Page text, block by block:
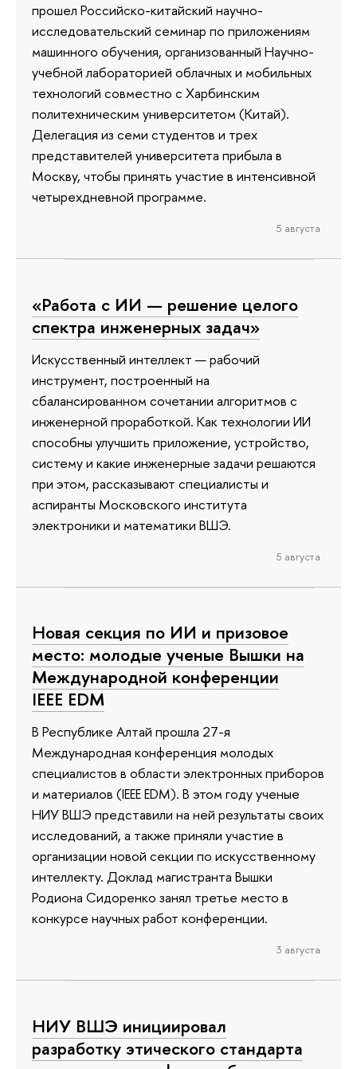
прошел Российско-китайский научно-
исследовательский семинар по приложениям
машинного обучения, организованный Научно-
учебной лабораторией облачных и мобильных
технологий совместно с Харбинским
политехническим университетом (Китай).
Делегация из семи студентов и трех
представителей университета прибыла в
Москву, чтобы принять участие в интенсивной
четырехдневной программе.
5 августа
«Работа с ИИ — решение целого
спектра инженерных задач»
Искусственный интеллект — рабочий
инструмент, построенный на
сбалансированном сочетании алгоритмов с
инженерной проработкой. Как технологии ИИ
способны улучшить приложение, устройство,
систему и какие инженерные задачи решаются
при этом, рассказывают специалисты и
аспиранты Московского института
электроники и математики ВШЭ.
5 августа
Новая секция по ИИ и призовое
место: молодые ученые Вышки на
Международной конференции
IEEE EDM
В Республике Алтай прошла 27-я
Международная конференция молодых
специалистов в области электронных приборов
и материалов (IEEE EDM). В этом году ученые
НИУ ВШЭ представили на ней результаты своих
исследований, а также приняли участие в
организации новой секции по искусственному
интеллекту. Доклад магистранта Вышки
Родиона Сидоренко занял третье место в
конкурсе научных работ конференции.
3 августа
НИУ ВШЭ инициировал
разработку этического стандарта